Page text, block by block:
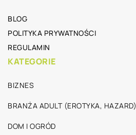
BLOG
POLITYKA PRYWATNOŚCI
REGULAMIN
KATEGORIE
BIZNES
BRANŻA ADULT (EROTYKA, HAZARD)
DOM I OGRÓD